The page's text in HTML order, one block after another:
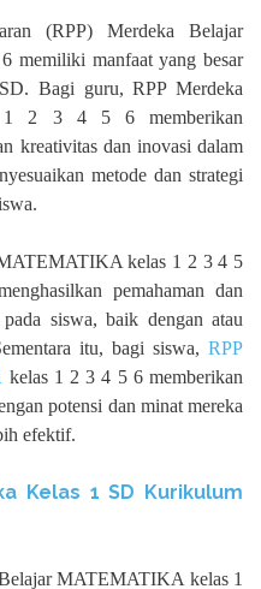
(RPP) Merdeka Belajar
manfaat yang besar
Bagi guru, RPP Merdeka
1 2 3 4 5 6 memberikan
kreativitas dan inovasi dalam
metode dan strategi
kelas 1 2 3 4 5
pemahaman dan
siswa, baik dengan atau
itu, bagi siswa, RPP
kelas 1 2 3 4 5 6 memberikan
potensi dan minat mereka
efektif.
Kelas 1 SD Kurikulum
MATEMATIKA kelas 1